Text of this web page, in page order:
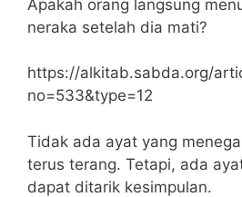
Apakah orang langsung
neraka setelah dia mati?
https://alkitab.sabda.org/
no=533&type=12
Tidak ada ayat yang
terus terang. Tetapi, ada
dapat ditarik kesimpulan.